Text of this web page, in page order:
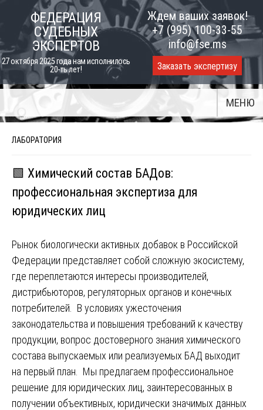
content
ФЕДЕРАЦИЯ
СУДЕБНЫХ
ЭКСПЕРТОВ
27 октября 2025 года нам исполнилось
20-ть лет!
Ждем ваших заявок!
+7 (995) 100-33-55
info@fse.ms
Заказать экспертизу
МЕНЮ
ЛАБОРАТОРИЯ
🟩 Химический состав БАДов:
профессиональная экспертиза для
юридических лиц
Рынок биологически активных добавок в Российской
Федерации представляет собой сложную экосистему,
где переплетаются интересы производителей,
дистрибьюторов, регуляторных органов и конечных
потребителей. В условиях ужесточения
законодательства и повышения требований к качеству
продукции, вопрос достоверного знания химического
состава выпускаемых или реализуемых БАД выходит
на первый план. Мы предлагаем профессиональное
решение для юридических лиц, заинтересованных в
получении объективных, юридически значимых данных